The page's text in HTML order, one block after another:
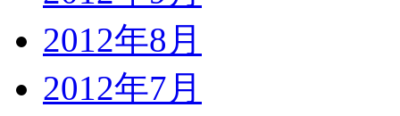
2012年8月
2012年7月